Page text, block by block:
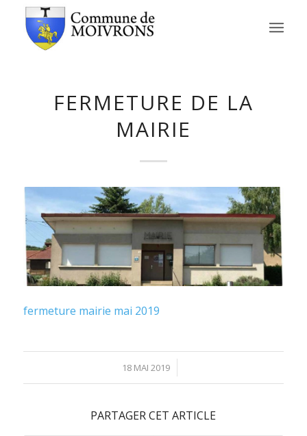
FERMETURE DE LA
MAIRIE
fermeture mairie mai 2019
18 MAI 2019
/
PARTAGER CET ARTICLE